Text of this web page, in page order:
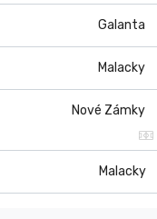
Galanta
Malacky
Nové Zámky
Malacky